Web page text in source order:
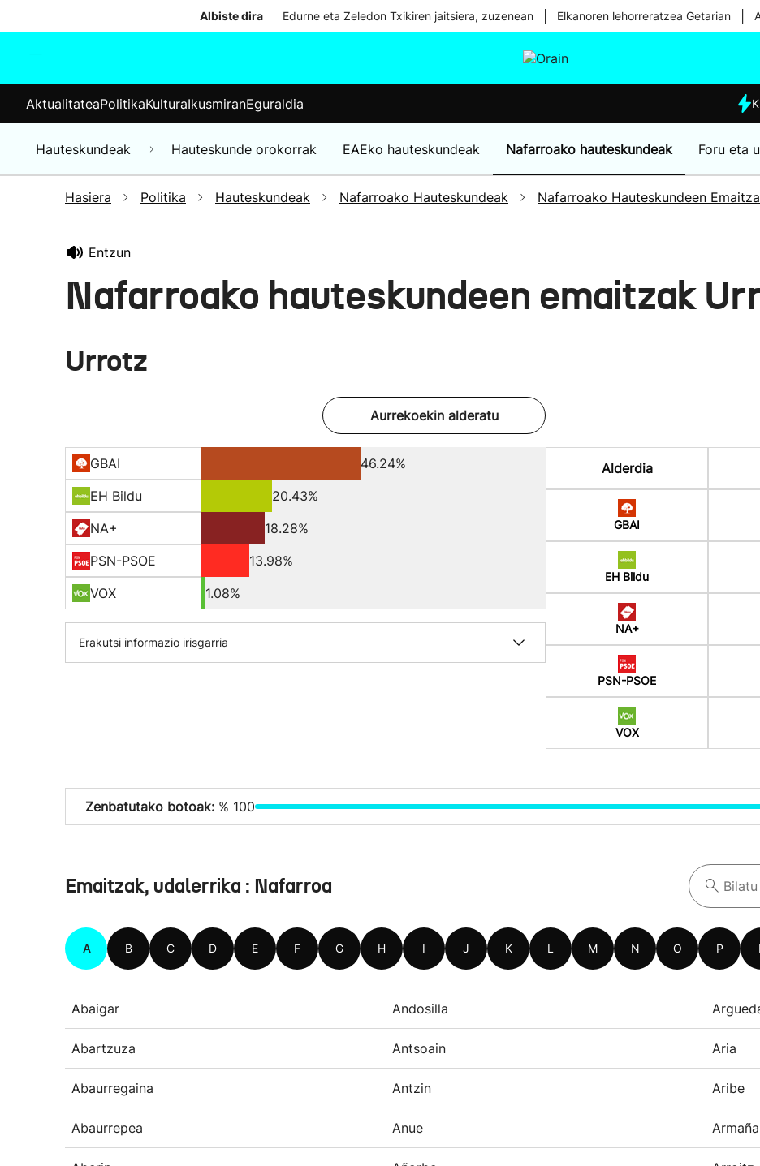
Albiste dira Edurne eta Zeledon Txikiren jaitsiera, zuzenean Elkanoren lehorreratzea Getarian
Munduko albisteak
Hauteskundeak
Eguraldia
AktualitateaPolitikaKulturaIkusmiranEguraldia
Hauteskundeak Hauteskunde orokorrak EAEko hauteskundeak Nafarroako hauteskundeak Foru eta
Hasiera Politika Hauteskundeak Nafarroako Hauteskundeak Nafarroako Hauteskundeen
Entzun
Nafarroako hauteskundeen emaitzak
Urrotz
Aurrekoekin alderatu
GBAI
46.24%
EH Bildu
20.43%
NA+
18.28%
PSN-PSOE
13.98%
VOX
1.08%
Erakutsi informazio irisgarria
Alderdia
GBAI
EH Bildu
NA+
PSN-PSOE
VOX
Zenbatutako botoak: % 100
Emaitzak, udalerrika : Nafarroa
A B C D E F G H I J K L M N O P
Abaigar Andosilla
Abartzuza Antsoain Aria
Abaurregaina Antzin Aribe
Abaurrepea Anue